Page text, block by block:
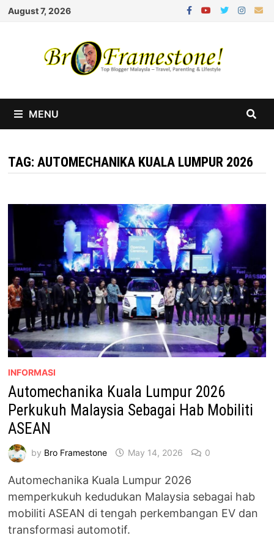
Skip
August 7, 2026
MENU
TAG:AUTOMECHANIKA KUALA LUMPUR 2026
INFORMASI
Automechanika Kuala Lumpur 2026
Perkukuh Malaysia Sebagai Hab Mobiliti
ASEAN
by Bro Framestone May 14, 2026 0
Automechanika Kuala Lumpur 2026
memperkukuh kedudukan Malaysia sebagai hab
mobiliti ASEAN di tengah perkembangan EV dan
transformasi automotif.